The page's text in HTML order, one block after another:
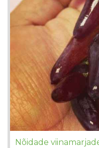
Nõidade